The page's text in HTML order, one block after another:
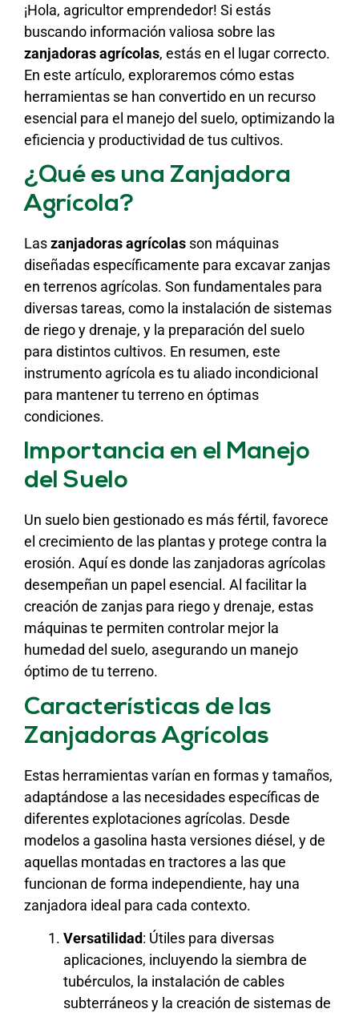
¡Hola, agricultor emprendedor! Si estás
buscando información valiosa sobre las
zanjadoras agrícolas, estás en el lugar correcto.
En este artículo, exploraremos cómo estas
herramientas se han convertido en un recurso
esencial para el manejo del suelo, optimizando la
eficiencia y productividad de tus cultivos.
¿Qué es una Zanjadora
Agrícola?
Laszanjadoras agrícolas son máquinas
diseñadas específicamente para excavar zanjas
en terrenos agrícolas. Son fundamentales para
diversas tareas, como la instalación de sistemas
de riego y drenaje, y la preparación del suelo
para distintos cultivos. En resumen, este
instrumento agrícola es tu aliado incondicional
para mantener tu terreno en óptimas
condiciones.
Importancia en el Manejo
del Suelo
Un suelo bien gestionado es más fértil, favorece
el crecimiento de las plantas y protege contra la
erosión. Aquí es donde las zanjadoras agrícolas
desempeñan un papel esencial. Al facilitar la
creación de zanjas para riego y drenaje, estas
máquinas te permiten controlar mejor la
humedad del suelo, asegurando un manejo
óptimo de tu terreno.
Características de las
Zanjadoras Agrícolas
Estas herramientas varían en formas y tamaños,
adaptándose a las necesidades específicas de
diferentes explotaciones agrícolas. Desde
modelos a gasolina hasta versiones diésel, y de
aquellas montadas en tractores a las que
funcionan de forma independiente, hay una
zanjadora ideal para cada contexto.
Versatilidad: Útiles para diversas
aplicaciones, incluyendo la siembra de
tubérculos, la instalación de cables
subterráneos y la creación de sistemas de